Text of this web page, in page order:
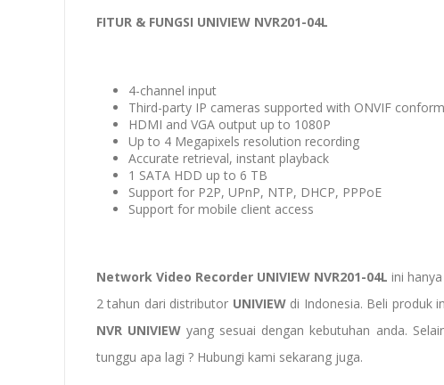
FITUR & FUNGSI UNIVIEW NVR201-04L
4-channel input
Third-party IP cameras supported with ONVIF
HDMI and VGA output up to 1080P
Up to 4 Megapixels resolution recording
Accurate retrieval, instant playback
1 SATA HDD up to 6 TB
Support for P2P, UPnP, NTP, DHCP, PPPoE
Support for mobile client access
Network Video Recorder UNIVIEW NVR201-04L ini
2 tahun dari distributor UNIVIEW di Indonesia. Beli produk
NVR UNIVIEW yang sesuai dengan kebutuhan anda.
tunggu apa lagi ? Hubungi kami sekarang juga.